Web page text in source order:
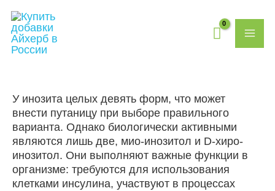
содержимому
У инозита целых девять форм, что может
внести путаницу при выборе правильного
варианта. Однако биологически активными
являются лишь две, мио-инозитол и D-хиро-
инозитол. Они выполняют важные функции в
организме: требуются для использования
клетками инсулина, участвуют в процессах